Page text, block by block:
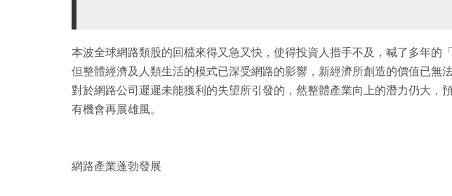
本波全球網路類股的回檔來得又急又快，使得投資人措手不及，喊了多年的
但整體經濟及人類生活的模式已深受網路的影響，新經濟所創造的價值已無
對於網路公司遲遲未能獲利的失望所引發的，然整體產業向上的潛力仍大，
有機會再展雄風。
網路產業蓬勃發展